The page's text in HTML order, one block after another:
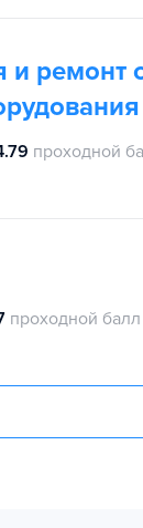
и ремонт
проходной
проходной балл